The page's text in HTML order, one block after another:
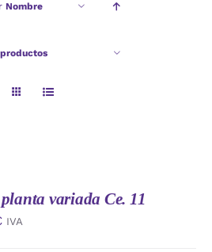
Nombre
productos
variada Ce. 11
IVA